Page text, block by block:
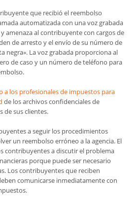
que recibió el reembolso
automatizada con una voz grabada
y amenaza al contribuyente con cargos de
de arresto y el envío de su número de
negra». La voz grabada proporciona al
de caso y un número de teléfono para
a los profesionales de impuestos para
de los archivos confidenciales de
de sus clientes.
a seguir los procedimientos
un reembolso erróneo a la agencia. El
contribuyentes a discutir el problema
porque puede ser necesario
Los contribuyentes que reciben
comunicarse inmediatamente con